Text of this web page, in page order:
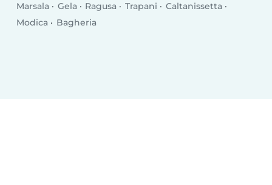
Marsala
Gela Ragusa Trapani
Caltanissetta
Modica
Bagheria